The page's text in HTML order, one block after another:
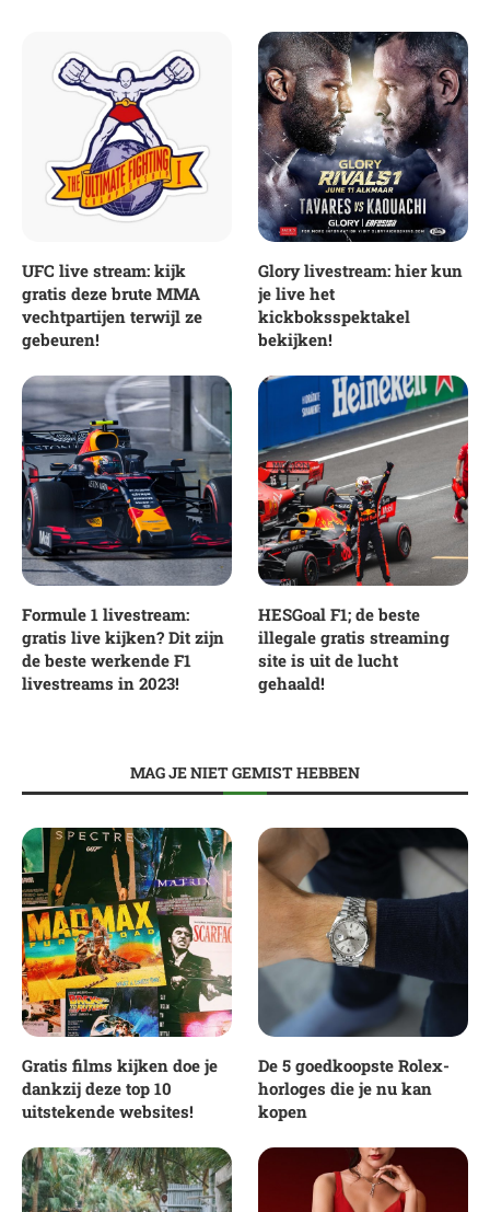
UFC live stream: kijk
gratis deze brute MMA
vechtpartijen terwijl ze
gebeuren!
Glory livestream: hier kun
je live het
kickboksspektakel
bekijken!
Formule 1 livestream:
gratis live kijken? Dit zijn
de beste werkende F1
livestreams in 2023!
HESGoal F1; de beste
illegale gratis streaming
site is uit de lucht
gehaald!
MAG JE NIET GEMIST HEBBEN
Gratis films kijken doe je
dankzij deze top 10
uitstekende websites!
De 5 goedkoopste Rolex-
horloges die je nu kan
kopen